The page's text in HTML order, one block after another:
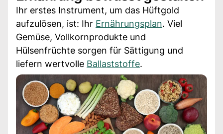
Ihr erstes Instrument, um das Hüftgold
aufzulösen, ist: Ihr Ernährungsplan. Viel
Gemüse, Vollkornprodukte und
Hülsenfrüchte sorgen für Sättigung und
liefern wertvolle Ballaststoffe.